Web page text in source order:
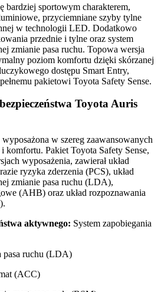
bardziej sportowym charakterem,
przyciemniane szyby tylne
w technologii LED. Dodatkowo
przednie i tylne oraz system
zmianie pasa ruchu. Topowa wersja
poziom komfortu dzięki skórzanej
dostępu Smart Entry,
pakietowi Toyota Safety Sense.
Toyota Auris
w szereg zaawansowanych
komfortu. Pakiet Toyota Safety Sense,
wyposażenia, zawierał układ
ryzyka zderzenia (PCS), układ
zmianie pasa ruchu (LDA),
(AHB) oraz układ rozpoznawania
aktywnego: System zapobiegania
pasa ruchu (LDA)
(ACC)